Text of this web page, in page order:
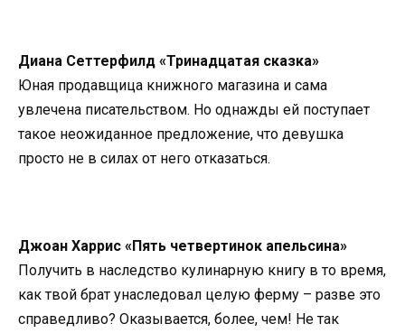
Диана Сеттерфилд «Тринадцатая сказка»
Юная продавщица книжного магазина и сама
увлечена писательством. Но однажды ей поступает
такое неожиданное предложение, что девушка
просто не в силах от него отказаться.
Джоан Харрис «Пять четвертинок апельсина»
Получить в наследство кулинарную книгу в то время,
как твой брат унаследовал целую ферму – разве это
справедливо? Оказывается, более, чем! Не так